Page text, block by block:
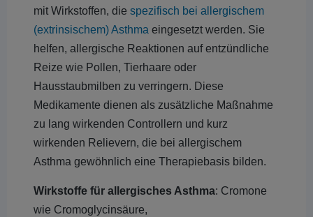
mit Wirkstoffen, die spezifisch bei allergischem
(extrinsischem) Asthma eingesetzt werden. Sie
helfen, allergische Reaktionen auf entzündliche
Reize wie Pollen, Tierhaare oder
Hausstaubmilben zu verringern. Diese
Medikamente dienen als zusätzliche Maßnahme
zu lang wirkenden Controllern und kurz
wirkenden Relievern, die bei allergischem
Asthma gewöhnlich eine Therapiebasis bilden.
Wirkstoffe für allergisches Asthma: Cromone
wie Cromoglycinsäure,